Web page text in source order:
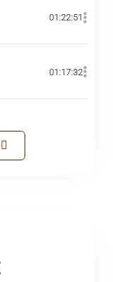
01:22:51
01:17:32